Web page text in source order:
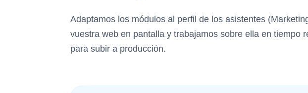
Adaptamos los módulos al perfil de los asistentes
vuestra web en pantalla y trabajamos sobre ella en tiempo
para subir a producción.